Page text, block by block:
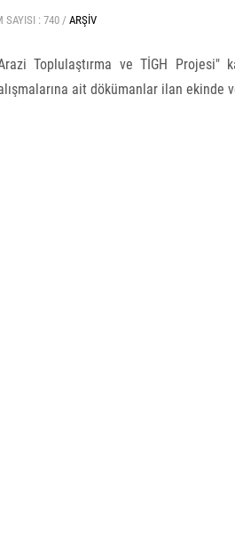
SAYISI : 740 / ARŞIV
Toplulaştırma ve TİGH Projesi"
ait dökümanlar ilan ekinde